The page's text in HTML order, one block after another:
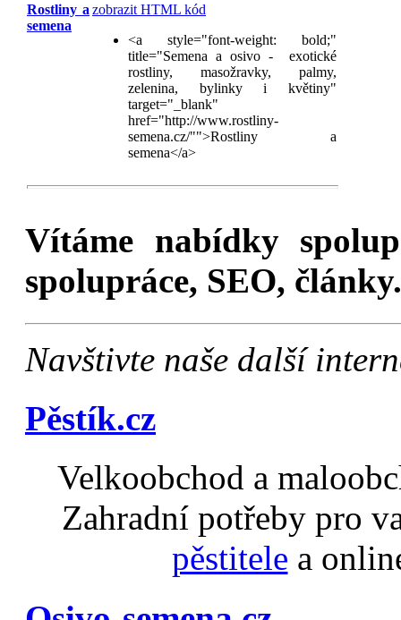
Rostliny a
semena
zobrazit HTML kód
<a style="font-weight: bold;"
title="Semena a osivo - exotické
rostliny, masožravky, palmy,
zelenina, bylinky i květiny"
target="_blank"
href="http://www.rostliny-
semena.cz/"">Rostliny a
semena</a>
Vítáme nabídky
spolupráce, SEO,
Navštivte naše další
Pěstík.cz
Velkoobchod a
Zahradní potřeby pro
pěstitele a